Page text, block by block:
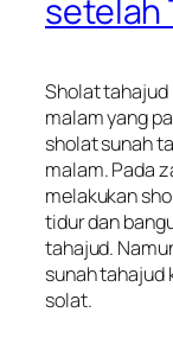
setelah
Sholat tahajud
malam yang
sholat sunah
malam. Pada
melakukan
tidur dan
tahajud.
sunah tahajud
solat.